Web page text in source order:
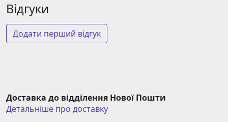
Відгуки
Додати перший відгук
Доставка до відділення Нової Пошти
Детальніше про доставку